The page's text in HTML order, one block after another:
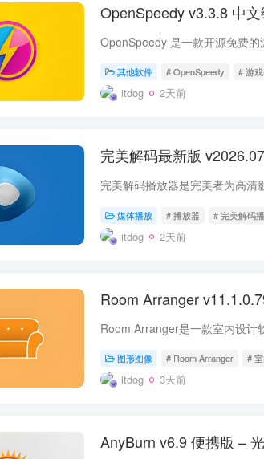
OpenSpeedy
OpenSpeedy 是一款开源免费的
其他软件 # OpenSpeedy # 游
itdog 2天前
完美解码最新版
媒体播放 # 播放器 # 完美解码
itdog 2天前
Room Arranger
图形图像 # Room Arranger #
itdog 3天前
AnyBurn v6.9 便携版 –